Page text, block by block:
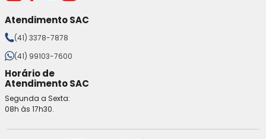
Atendimento SAC
(41) 3378-7878
(41) 99103-7600
Horário de
Atendimento SAC
Segunda a Sexta:
08h às 17h30.